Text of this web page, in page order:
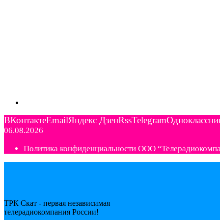
ВКонтактеEmailЯндекс ДзенRssTelegram
06.08.2026
Политика конфиденциальности ООО
ТРК Скат - первая независимая
телерадиокомпания Роcсии!